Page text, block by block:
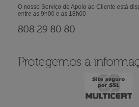
O nosso Serviço de Apoio ao Cliente está
entre as 9h00 e as 18h00
808 29 80 80
Protegemos a